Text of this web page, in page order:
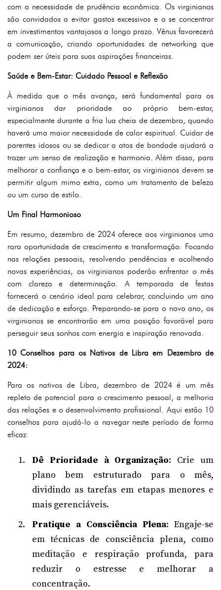
com a necessidade de prudência econômica. Os virginianos
são convidados a evitar gastos excessivos e a se concentrar
em investimentos vantajosos a longo prazo. Vênus favorecerá
a comunicação, criando oportunidades de networking que
podem ser úteis para suas aspirações financeiras.
Saúde e Bem-Estar: Cuidado Pessoal e Reflexão
À medida que o mês avança, será fundamental para os
virginianos dar prioridade ao próprio bem-estar,
especialmente durante a fria lua cheia de dezembro, quando
haverá uma maior necessidade de calor espiritual. Cuidar de
parentes idosos ou se dedicar a atos de bondade ajudará a
trazer um senso de realização e harmonia. Além disso, para
melhorar a confiança e o bem-estar, os virginianos devem se
permitir algum mimo extra, como um tratamento de beleza
ou um curso de estilo.
Um Final Harmonioso
Em resumo, dezembro de 2024 oferece aos virginianos uma
rara oportunidade de crescimento e transformação. Focando
nas relações pessoais, resolvendo pendências e acolhendo
novas experiências, os virginianos poderão enfrentar o mês
com clareza e determinação. A temporada de festas
fornecerá o cenário ideal para celebrar, concluindo um ano
de dedicação e esforço. Preparando-se para o novo ano, os
virginianos se encontrarão em uma posição favorável para
perseguir seus sonhos com energia e inspiração renovada.
10 Conselhos para os Nativos de Libra em Dezembro de
2024:
Para os nativos de Libra, dezembro de 2024 é um mês
repleto de potencial para o crescimento pessoal, a melhoria
das relações e o desenvolvimento profissional. Aqui estão 10
conselhos para ajudá-lo a navegar neste período de forma
eficaz:
Dê Prioridade à Organização: Crie um
plano bem estruturado para o mês,
dividindo as tarefas em etapas menores e
mais gerenciáveis.
Pratique a Consciência Plena: Engaje-se
em técnicas de consciência plena, como
meditação e respiração profunda, para
reduzir o estresse e melhorar a
concentração.